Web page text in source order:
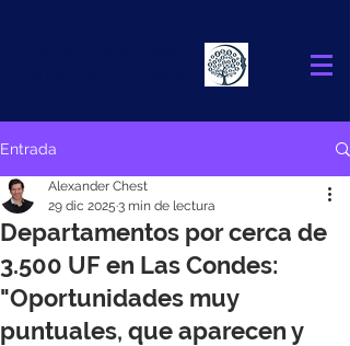
Entrada
Departamentos por cerca de
3.500 UF en Las Condes:
"Oportunidades muy
puntuales, que aparecen y
Alexander Chest
29 dic 2025 3 min de lectura